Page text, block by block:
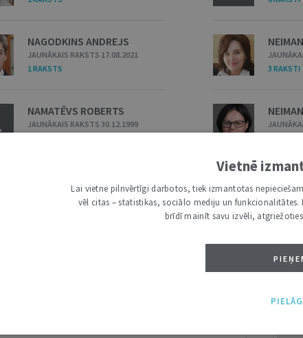
NAGODKINS ANDREJS
JAUNĀKAIS RAKSTS 17.08.2021
1 RAKSTS
NAMATĒVS ROBERTS
JAUNĀKAIS RAKSTS 30.12.1999
JAUNĀKAIS RAKSTS 02.09.2025
3 RAKSTI
3 RAKSTI
Vietnē
Lai vietne pilnvērtīgi darbotos, tiek izmantotas
vēl citas – statistikas, sociālo mediju un
brīdī mainīt savu izvēli,